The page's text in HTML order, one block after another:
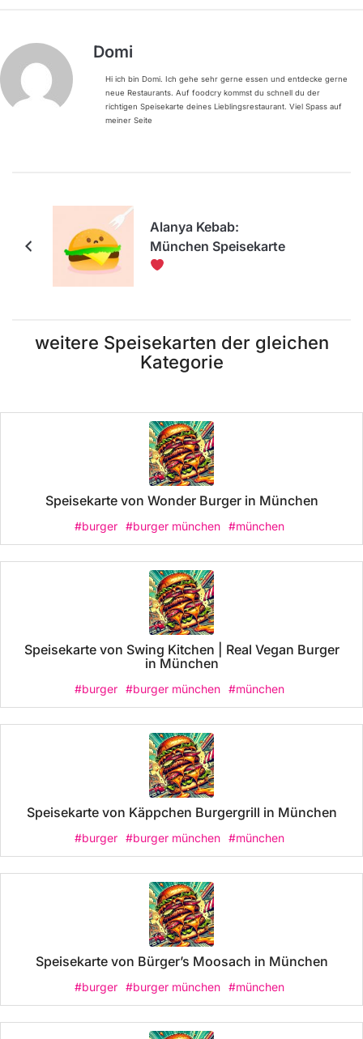
Domi
Hi ich bin Domi. Ich gehe sehr gerne essen und entdecke gerne
neue Restaurants. Auf foodcry kommst du schnell du der
richtigen Speisekarte deines Lieblingsrestaurant. Viel Spass auf
meiner Seite
Alanya Kebab:
München Speisekarte
weitere Speisekarten der gleichen
Kategorie
Speisekarte von Wonder Burger in München
#burger #burger münchen #münchen
Speisekarte von Swing Kitchen | Real Vegan Burger
in München
#burger #burger münchen #münchen
Speisekarte von Käppchen Burgergrill in München
#burger #burger münchen #münchen
Speisekarte von Bürger’s Moosach in München
#burger #burger münchen #münchen